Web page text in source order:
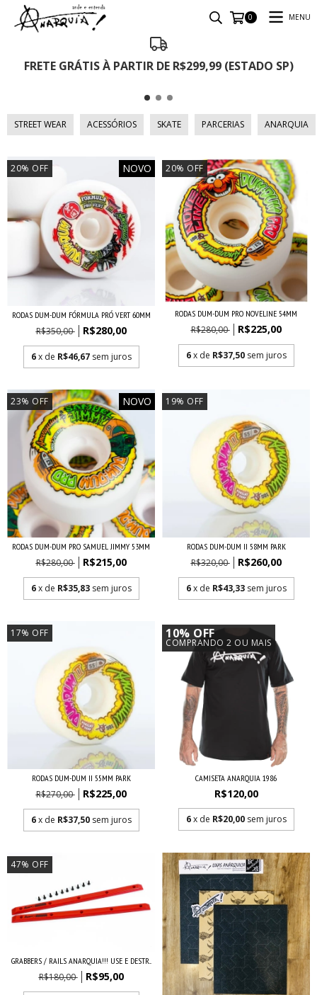
0 MENU
FRETE GRÁTIS À PARTIR DE R$299,99 (ESTADO SP)
STREET WEAR ACESSÓRIOS SKATE PARCERIAS ANARQUIA
20% OFF NOVO
RODAS DUM-DUM FÓRMULA PRÓ VERT 60MM
R$350,00 R$280,00
6 x de R$46,67 sem juros
20% OFF
RODAS DUM-DUM PRO NOVELINE 54MM
R$280,00 R$225,00
6 x de R$37,50 sem juros
23% OFF NOVO
RODAS DUM-DUM PRO SAMUEL JIMMY 53MM
R$280,00 R$215,00
6 x de R$35,83 sem juros
19% OFF
RODAS DUM-DUM II 58MM PARK
R$320,00 R$260,00
6 x de R$43,33 sem juros
17% OFF
RODAS DUM-DUM II 55MM PARK
R$270,00 R$225,00
6 x de R$37,50 sem juros
10% OFF
COMPRANDO 2 OU MAIS
CAMISETA ANARQUIA 1986
R$120,00
6 x de R$20,00 sem juros
47% OFF
GRABBERS / RAILS ANARQUIA!!! USE E DESTR...
R$180,00 R$95,00